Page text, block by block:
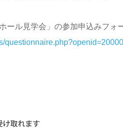
ール見学会」の参加申込みフォ